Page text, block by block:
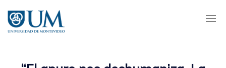
contenido
principal